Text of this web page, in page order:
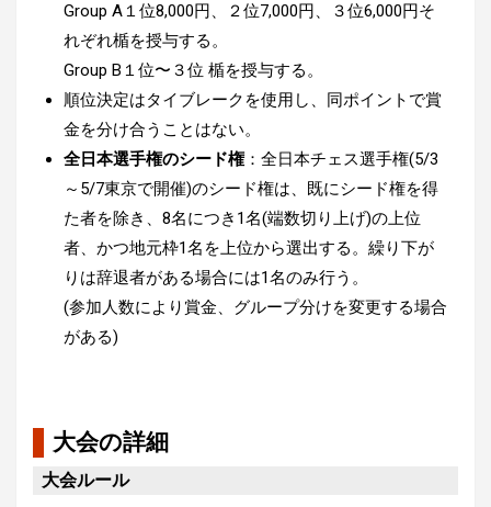
Group A１位8,000円、２位7,000円、３位6,000円そ
れぞれ楯を授与する。
Group B１位〜３位 楯を授与する。
順位決定はタイブレークを使用し、同ポイントで賞
金を分け合うことはない。
全日本選手権のシード権： 全日本チェス選手権(5/3
～5/7東京で開催)のシード権は、既にシード権を得
た者を除き、8名につき1名(端数切り上げ)の上位
者、かつ地元枠1名を上位から選出する。繰り下が
りは辞退者がある場合には1名のみ行う。
(参加人数により賞金、グループ分けを変更する場合
がある)
大会の詳細
大会ルール